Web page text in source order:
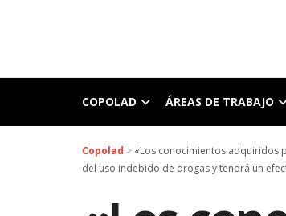
COPOLAD ÁREAS DE TRABAJO
Copolad > «Los conocimientos adquiridos
del uso indebido de drogas y tendrá un